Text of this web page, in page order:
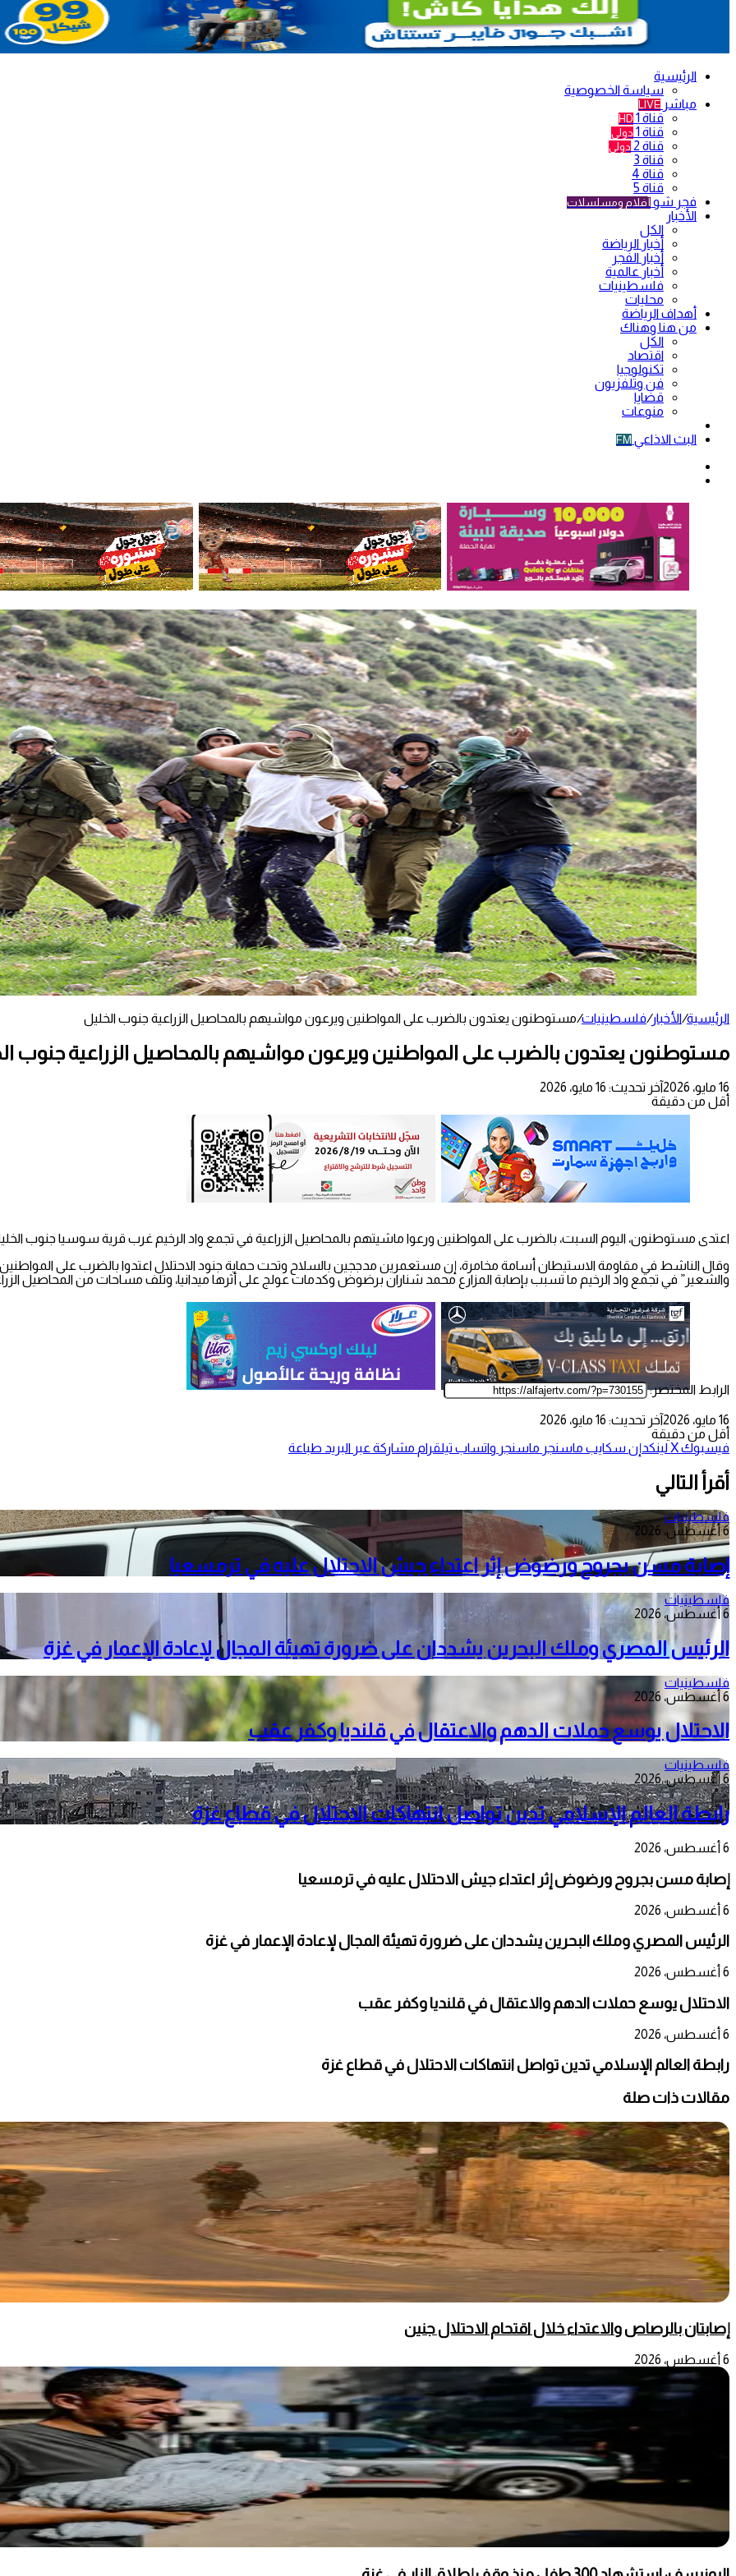
الرئيسية
سياسة الخصوصية
مباشر LIVE
قناة 1 HD
قناة 1 دولي
قناة 2 دولي
قناة 3
قناة 4
قناة 5
فجر شو أفلام ومسلسلات
الأخبار
الكل
أخبار الرياضة
أخبار الفجر
أخبار عالمية
فلسطينيات
محليات
أهداف الرياضة
من هنا وهناك
الكل
اقتصاد
تكنولوجيا
فن وتلفزيون
قضايا
منوعات
البث الاذاعي FM
الرئيسية/الأخبار/فلسطينيات/مستوطنون يعتدون بالضرب على المواطنين ويرعون مواشيهم بالمحاصيل الزراعية جنوب الخليل
مستوطنون يعتدون بالضرب على المواطنين ويرعون مواشيهم بالمحاصيل الزراعية جنوب
16 مايو، 2026
آخر تحديث: 16 مايو، 2026
أقل من دقيقة
اعتدى مستوطنون، اليوم السبت، بالضرب على المواطنين ورعوا ماشيتهم بالمحاصيل الزراعية في تجمع واد الرخيم غرب قرية سوسيا جنوب
وقال الناشط في مقاومة الاستيطان أسامة مخامرة، إن مستعمرين مدججين بالسلاح وتحت حماية جنود الاحتلال اعتدوا بالضرب على
والشعير” في تجمع واد الرخيم ما تسبب بإصابة المزارع محمد شناران برضوض وكدمات عولج على أثرها ميدانيا، وتلف مساحات من المحاصيل
الرابط المختصر:
16 مايو، 2026
آخر تحديث: 16 مايو، 2026
أقل من دقيقة
فيسبوك‫Xلينكدإن سكايب ماسنجر ماسنجر واتساب تيلقرام مشاركة عبر البريد طباعة
أقرأ التالي
فلسطينيات
6 أغسطس، 2026
إصابة مسن بجروح ورضوض إثر اعتداء جيش الاحتلال عليه في ترمسعيا
فلسطينيات
6 أغسطس، 2026
الرئيس المصري وملك البحرين يشددان على ضرورة تهيئة المجال لإعادة الإعمار في غزة
فلسطينيات
6 أغسطس، 2026
الاحتلال يوسع حملات الدهم والاعتقال في قلنديا وكفر عقب
فلسطينيات
6 أغسطس، 2026
رابطة العالم الإسلامي تدين تواصل انتهاكات الاحتلال في قطاع غزة
6 أغسطس، 2026
إصابة مسن بجروح ورضوض إثر اعتداء جيش الاحتلال عليه في ترمسعيا
6 أغسطس، 2026
الرئيس المصري وملك البحرين يشددان على ضرورة تهيئة المجال لإعادة الإعمار في غزة
6 أغسطس، 2026
الاحتلال يوسع حملات الدهم والاعتقال في قلنديا وكفر عقب
6 أغسطس، 2026
رابطة العالم الإسلامي تدين تواصل انتهاكات الاحتلال في قطاع غزة
مقالات ذات صلة
إصابتان بالرصاص والاعتداء خلال اقتحام الاحتلال جنين
6 أغسطس، 2026